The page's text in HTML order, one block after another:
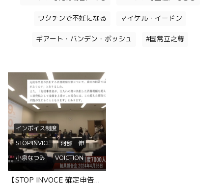
ワクチンで不妊になる マイケル・イードン
ギアート・バンデン・ボッシュ #国常立之尊
インボイス制度
STOP!INVICE
阿部 伸
小泉なつみ
VOICTION
甲斐田裕子
藤井聡
【STOP INVOCE 確定申告後アンケート調査結果発表そして議連＞省庁交渉】4/26